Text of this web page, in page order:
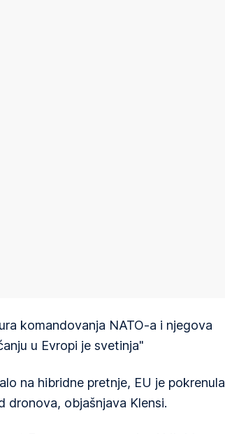
komandovanja NATO-a i njegova
u Evropi je svetinja"
na hibridne pretnje, EU je pokrenula
dronova, objašnjava Klensi.